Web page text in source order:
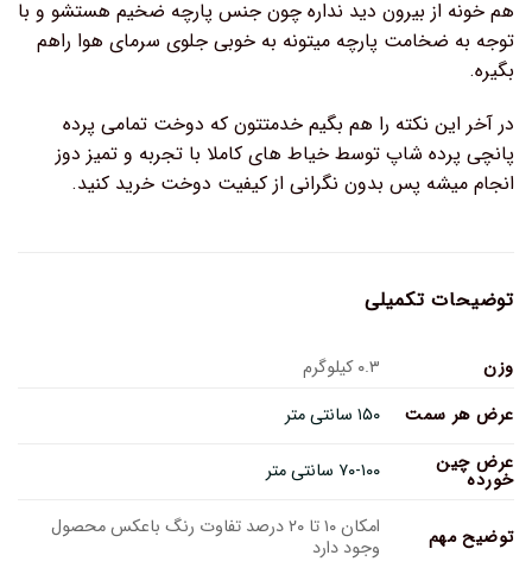
هم خونه از بیرون دید نداره چون جنس پارچه ضخیم هستشو و با
توجه به ضخامت پارچه میتونه به خوبی جلوی سرمای هوا راهم
بگیره.
در آخر این نکته را هم بگیم خدمتتون که دوخت تمامی پرده
پانچی پرده شاپ توسط خیاط های کاملا با تجربه و تمیز دوز
انجام میشه پس بدون نگرانی از کیفیت دوخت خرید کنید.
توضیحات تکمیلی
وزن
۰.۳ کیلوگرم
عرض هر سمت
۱۵۰ سانتی متر
عرض چین
خورده ۷۰-۱۰۰ سانتی متر
توضیح مهم امکان ۱۰ تا ۲۰ درصد تفاوت رنگ باعکس محصول
وجود دارد